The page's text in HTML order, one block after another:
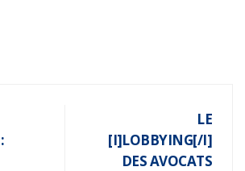
LE
[I]LOBBYING[/I]
DES AVOCATS